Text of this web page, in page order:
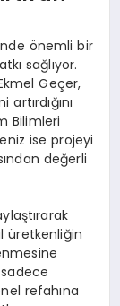
önemli bir
sağlıyor.
Geçer,
Bilimleri
ise projeyi
değerli
üretkenliğin
refahına